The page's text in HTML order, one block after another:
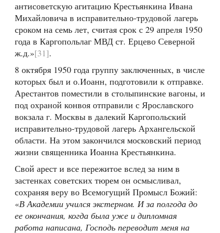
антисоветскую агитацию Крестьянкина Ивана
Михайловича в исправительно-трудовой лагерь
сроком на семь лет, считая срок с 29 апреля 1950
года в Каргопольлаг МВД ст. Ерцево Северной
ж.д.»[31].
8 октября 1950 года группу заключенных, в числе
которых был и о.Иоанн, подготовили к отправке.
Арестантов поместили в столыпинские вагоны, и
под охраной конвоя отправили с Ярославского
вокзала г. Москвы в далекий Каргопольский
исправительно-трудовой лагерь Архангельской
области. На этом закончился московский период
жизни священника Иоанна Крестьянкина.
Свой арест и все пережитое вслед за ним в
застенках советских тюрем он осмысливал,
сохраняя веру во Всемогущий Промысл Божий:
«В Академии учился экстерном. И за полгода до
ее окончания, когда была уже и дипломная
работа написана, Господь переводит меня на